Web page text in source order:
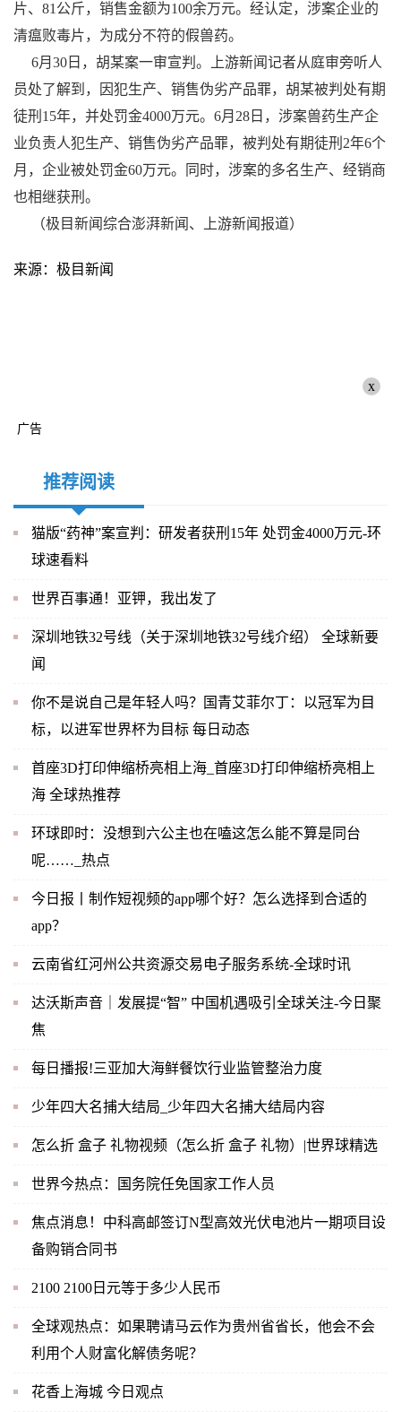
片、81公斤，销售金额为100余万元。经认定，涉案企业的
清瘟败毒片，为成分不符的假兽药。
6月30日，胡某案一审宣判。上游新闻记者从庭审旁听人
员处了解到，因犯生产、销售伪劣产品罪，胡某被判处有期
徒刑15年，并处罚金4000万元。6月28日，涉案兽药生产企
业负责人犯生产、销售伪劣产品罪，被判处有期徒刑2年6个
月，企业被处罚金60万元。同时，涉案的多名生产、经销商
也相继获刑。
（极目新闻综合澎湃新闻、上游新闻报道）
来源：极目新闻
x
广告
推荐阅读
猫版“药神”案宣判：研发者获刑15年 处罚金4000万元-环
球速看料
世界百事通！亚钾，我出发了
深圳地铁32号线（关于深圳地铁32号线介绍） 全球新要
闻
你不是说自己是年轻人吗？国青艾菲尔丁：以冠军为目
标，以进军世界杯为目标 每日动态
首座3D打印伸缩桥亮相上海_首座3D打印伸缩桥亮相上
海 全球热推荐
环球即时：没想到六公主也在嗑这怎么能不算是同台
呢……_热点
今日报丨制作短视频的app哪个好？怎么选择到合适的
app？
云南省红河州公共资源交易电子服务系统-全球时讯
达沃斯声音｜发展提“智” 中国机遇吸引全球关注-今日聚
焦
每日播报!三亚加大海鲜餐饮行业监管整治力度
少年四大名捕大结局_少年四大名捕大结局内容
怎么折 盒子 礼物视频（怎么折 盒子 礼物）|世界球精选
世界今热点：国务院任免国家工作人员
焦点消息！中科高邮签订N型高效光伏电池片一期项目设
备购销合同书
2100 2100日元等于多少人民币
全球观热点：如果聘请马云作为贵州省省长，他会不会
利用个人财富化解债务呢？
花香上海城 今日观点